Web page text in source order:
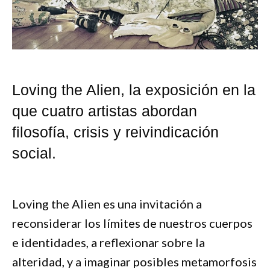
Loving the Alien, la exposición en la
que cuatro artistas abordan
filosofía, crisis y reivindicación
social.
Loving the Alien es una invitación a
reconsiderar los límites de nuestros cuerpos
e identidades, a reflexionar sobre la
alteridad, y a imaginar posibles metamorfosis